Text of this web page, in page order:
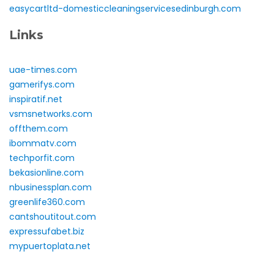
easycartltd-domesticcleaningservicesedinburgh.com
Links
uae-times.com
gamerifys.com
inspiratif.net
vsmsnetworks.com
offthem.com
ibommatv.com
techporfit.com
bekasionline.com
nbusinessplan.com
greenlife360.com
cantshoutitout.com
expressufabet.biz
mypuertoplata.net